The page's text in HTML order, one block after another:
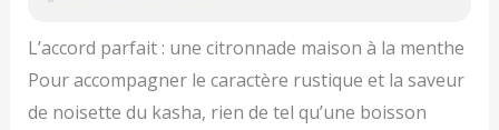
L’accord parfait : une citronnade maison à la menthe
Pour accompagner le caractère rustique et la saveur
de noisette du kasha, rien de tel qu’une boisson